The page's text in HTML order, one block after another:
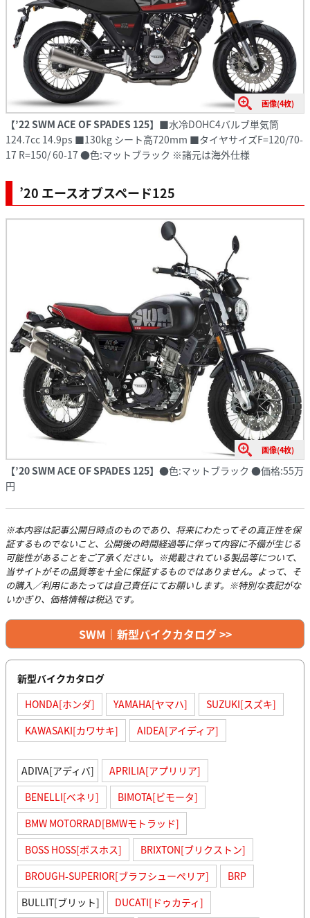
画像(4枚)
【’22SWM ACE OF SPADES 125】 ■水冷DOHC4バルブ単気筒
124.7cc 14.9ps ■130kg シート高720mm ■タイヤサイズF=120/70-
17 R=150/ 60-17 ●色:マットブラック ※諸元は海外仕様
’20 エースオブスペード125
画像(4枚)
【’20 SWM ACE OF SPADES 125】 ●色:マットブラック ●価格:55万
円
※本内容は記事公開日時点のものであり、将来にわたってその真正性を保
証するものでないこと、公開後の時間経過等に伴って内容に不備が生じる
可能性があることをご了承ください。※掲載されている製品等について、
当サイトがその品質等を十全に保証するものではありません。よって、そ
の購入／利用にあたっては自己責任にてお願いします。※特別な表記がな
いかぎり、価格情報は税込です。
SWM｜新型バイクカタログ >>
新型バイクカタログ
HONDA[ホンダ]
YAMAHA[ヤマハ]
SUZUKI[スズキ]
KAWASAKI[カワサキ]
AIDEA[アイディア]
ADIVA[アディバ]
APRILIA[アプリリア]
BENELLI[ベネリ]
BIMOTA[ビモータ]
BMW MOTORRAD[BMWモトラッド]
BOSS HOSS[ボスホス]
BRIXTON[ブリクストン]
BROUGH-SUPERIOR[ブラフシューペリア]
BRP
BULLIT[ブリット]
DUCATI[ドゥカティ]